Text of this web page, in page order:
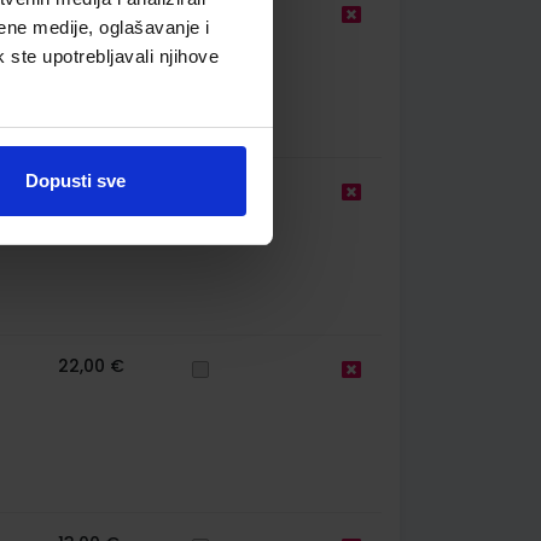
medije, oglašavanje i
ste upotrebljavali njihove
Dopusti sve
19,50 €
17,50 €
22,00 €